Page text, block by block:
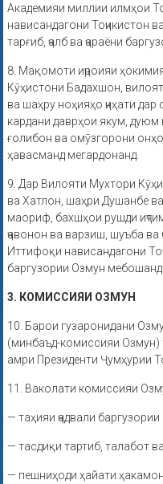
Академияи миллии илмҳои
нависандагони Тоҷикистон
тарғиб, ҷалб ва ҷараёни
8. Мақомоти иҷроияи
Кӯҳистони Бадахшон,
ва шаҳру ноҳияҳо ҷиҳати
кардани даврҳои якум,
ғолибон ва омӯзгорони
ҳавасманд мегардонанд.
9. Дар Вилояти Мухтори
ва Хатлон, шаҳри Душанбе
маориф, бахшҳои рушди
ҷавонон ва варзиш, шуъба
Иттифоқи нависандагони
баргузории Озмун мебошанд.
3. КОМИССИЯИ ОЗМУН
10. Барои гузаронидани
(минбаъд-комиссияи Озмун)
амри Президенти Ҷумҳурии
11. Ваколати комиссияи
— таҳияи ҷадвали
— тасдиқи тартиб, талабот
— пешниҳоди ҳайати